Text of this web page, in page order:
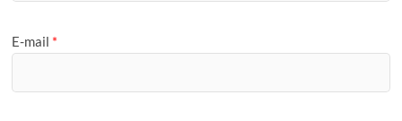
E-mail *